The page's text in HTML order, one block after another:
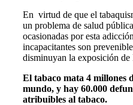
En virtud de que el
un problema de salud
ocasionadas por esta
incapacitantes son
disminuyan la exposición
El tabaco mata 4 millones
mundo, y hay 60.000
atribuibles al tabaco.